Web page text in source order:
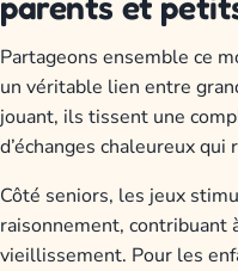
Partageons ensemble ce
un véritable lien entre
jouant, ils tissent une
d’échanges chaleureux
Côté seniors, les jeux
raisonnement, contribuant
vieillissement. Pour les